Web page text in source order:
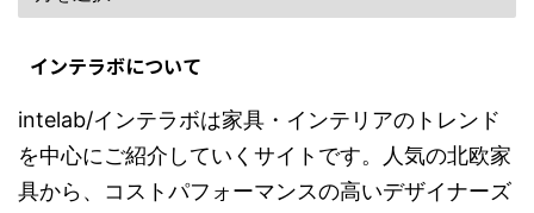
インテラボについて
intelab/インテラボは家具・インテリアのトレンド
を中心にご紹介していくサイトです。人気の北欧家
具から、コストパフォーマンスの高いデザイナーズ